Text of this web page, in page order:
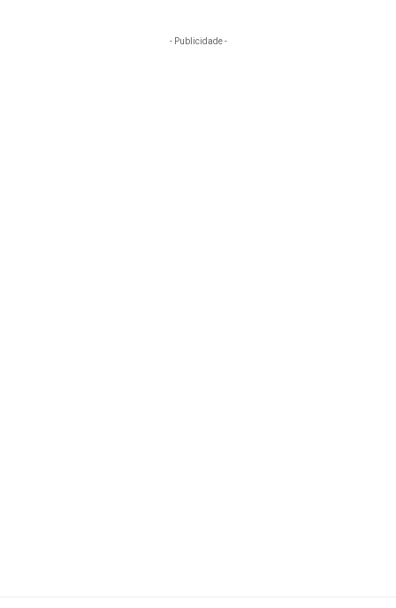
- Publicidade -